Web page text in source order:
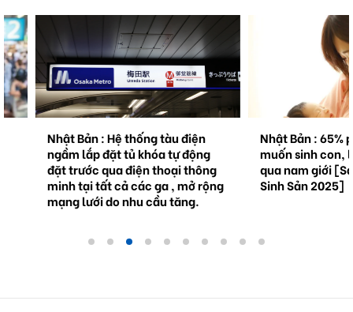
Nhật Bản : Hệ thống tàu điện
ngầm lắp đặt tủ khóa tự động
đặt trước qua điện thoại thông
minh tại tất cả các ga , mở rộng
mạng lưới do nhu cầu tăng.
Nhật Bản : 65% phụ
muốn sinh con, lần
qua nam giới [Sách
Sinh Sản 2025]